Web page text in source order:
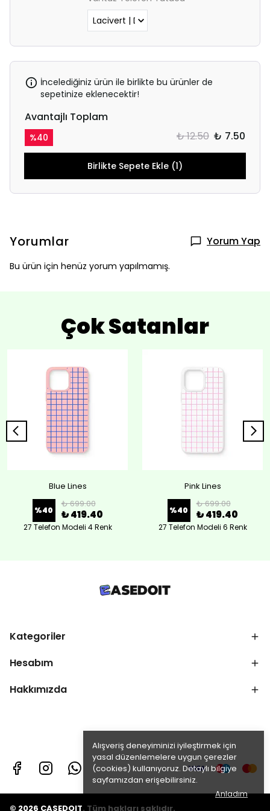
Alışveriş deneyiminizi iyileştirmek için
yasal düzenlemelere uygun çerezler
(cookies) kullanıyoruz. Detaylı bilgiye
sayfamızdan erişebilirsiniz.
Anladım
İncelediğiniz ürün ile birlikte bu ürünler de
sepetinize eklenecektir!
Avantajlı Toplam
%40 ₺ 12.50 ₺ 7.50
Birlikte Sepete Ekle (1)
Yorumlar Yorum Yap
Bu ürün için henüz yorum yapılmamış.
Çok Satanlar
Blue Lines
%40
₺ 699.00
₺ 419.40
27 Telefon Modeli 4 Renk
Pink Lines
%40
₺ 699.00
₺ 419.40
27 Telefon Modeli 6 Renk
Kategoriler
Hesabım
Hakkımızda
© 2026 CASEDOIT. Tüm hakları saklıdır.